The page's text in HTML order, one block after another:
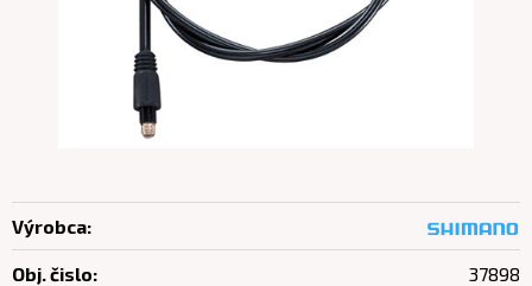
Výrobca:
Obj. čislo: 37898